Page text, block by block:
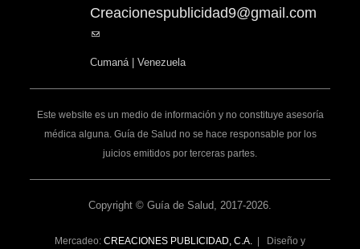
Creacionespublicidad9@gmail.com
(link
mail)
Cumaná | Venezuela
Este website es un medio de información y no constituye asesoría
médica alguna. Guía de Salud no se hace responsable por los
juicios emitidos por terceras partes.
Copyright © Guía de Salud, 2017-2026.
Mercadeo: CREACIONES PUBLICIDAD, C.A. | Diseño y